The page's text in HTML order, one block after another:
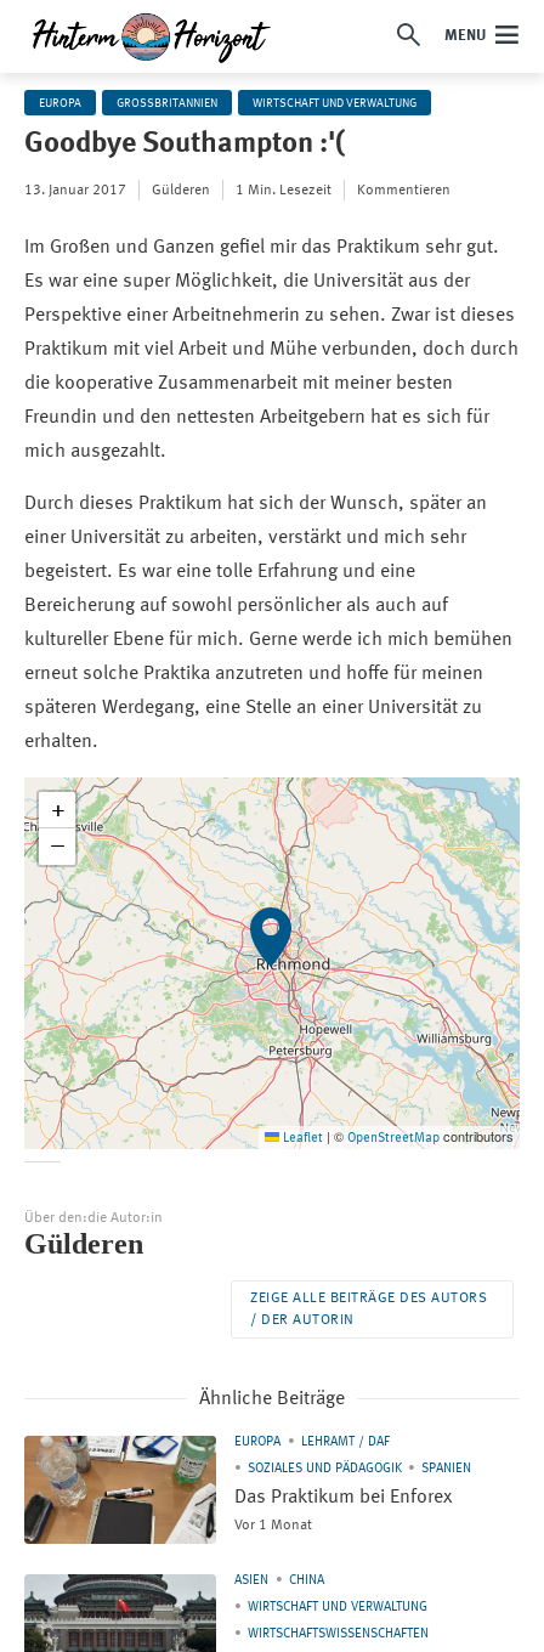
MENU
EUROPA GROSSBRITANNIEN WIRTSCHAFT UND VERWALTUNG
Goodbye Southampton :'(
13. Januar 2017 Gülderen 1 Min. Lesezeit Kommentieren
Im Großen und Ganzen gefiel mir das Praktikum sehr gut.
Es war eine super Möglichkeit, die Universität aus der
Perspektive einer Arbeitnehmerin zu sehen. Zwar ist dieses
Praktikum mit viel Arbeit und Mühe verbunden, doch durch
die kooperative Zusammenarbeit mit meiner besten
Freundin und den nettesten Arbeitgebern hat es sich für
mich ausgezahlt.
Durch dieses Praktikum hat sich der Wunsch, später an
einer Universität zu arbeiten, verstärkt und mich sehr
begeistert. Es war eine tolle Erfahrung und eine
Bereicherung auf sowohl persönlicher als auch auf
kultureller Ebene für mich. Gerne werde ich mich bemühen
erneut solche Praktika anzutreten und hoffe für meinen
späteren Werdegang, eine Stelle an einer Universität zu
erhalten.
+
−
Leaflet ©OpenStreetMap contributors
Über den:die Autor:in
Gülderen
ZEIGE ALLE BEITRÄGE DES AUTORS
/ DER AUTORIN
Ähnliche Beiträge
EUROPA
LEHRAMT / DAF
SOZIALES UND PÄDAGOGIK
SPANIEN
Das Praktikum bei Enforex
Vor 1 Monat
ASIEN
CHINA
WIRTSCHAFT UND VERWALTUNG
WIRTSCHAFTSWISSENSCHAFTEN